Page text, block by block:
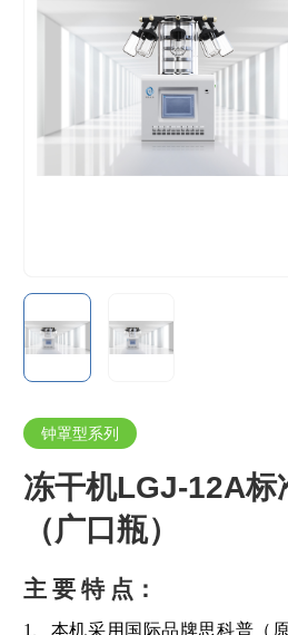
新闻动态
钟罩型系列
冻干机LGJ-12A标
（广口瓶）
主 要 特 点：
1、本机采用国际品牌思科普（